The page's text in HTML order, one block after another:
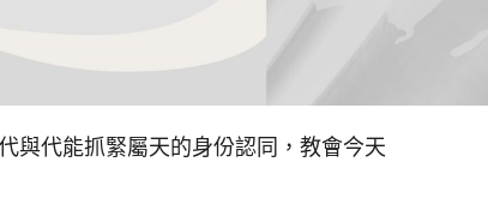
與代能抓緊屬天的身份認同，教會今天